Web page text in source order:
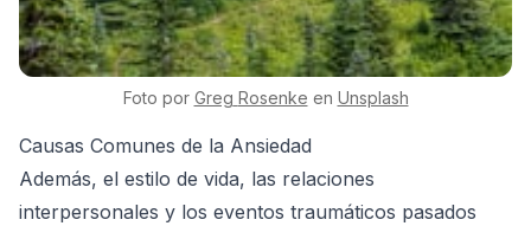
Foto por Greg Rosenke en Unsplash
Causas Comunes de la Ansiedad
Además, el estilo de vida, las relaciones
interpersonales y los eventos traumáticos pasados